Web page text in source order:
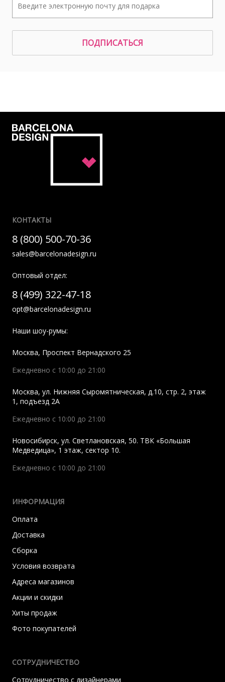
ПОДПИСАТЬСЯ
КОНТАКТЫ
8 (800) 500-70-36
sales@barcelonadesign.ru
Оптовый отдел:
8 (499) 322-47-18
opt@barcelonadesign.ru
Наши шоу-румы:
Москва, Проспект Вернадского 25
Ежедневно с 10:00 до 21:00
Москва, ул. Нижняя Сыромятническая, д.10, стр. 2, этаж
1, подъезд 2A
Ежедневно с 10:00 до 21:00
Новосибирск, ул. Светлановская, 50. ТВК «Большая
Медведица», 1 этаж, сектор 10.
Ежедневно с 10:00 до 21:00
ИНФОРМАЦИЯ
Оплата
Доставка
Сборка
Условия возврата
Адреса магазинов
Акции и скидки
Хиты продаж
Фото покупателей
СОТРУДНИЧЕСТВО
Сотрудничество с дизайнерами